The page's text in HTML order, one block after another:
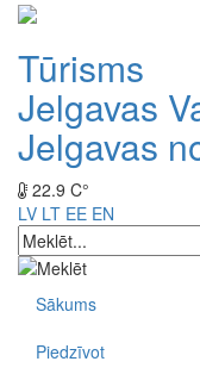
Tūrisms
Jelgavas
Jelgavas
22.9 C°
LV LT EE EN
Sākums
Piedzīvot